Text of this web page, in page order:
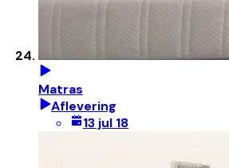
Matras
Aflevering
13 jul 18